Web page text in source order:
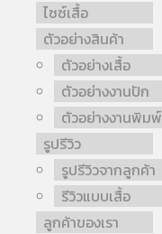
ไซซ์เสื้อ
ตัวอย่างสินค้า
ตัวอย่างเสื้อ
ตัวอย่างงานปัก
ตัวอย่างงานพิมพ์
รูปรีวิว
รูปรีวิวจากลูกค้า
รีวิวแบบเสื้อ
ลูกค้าของเรา